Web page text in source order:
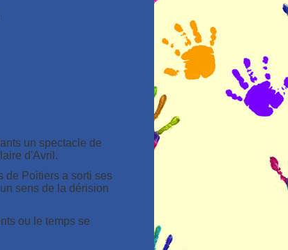
un spectacle de
d'Avril.
de Poitiers a sorti ses
sens de la dérision
ou le temps se